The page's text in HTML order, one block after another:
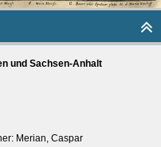
und Sachsen-Anhalt
Merian, Caspar